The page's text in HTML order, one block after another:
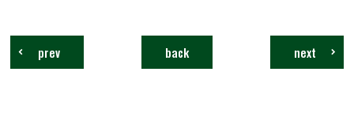
next
back
prev